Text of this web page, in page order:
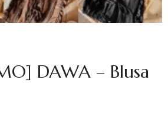
DAWA – Blusa